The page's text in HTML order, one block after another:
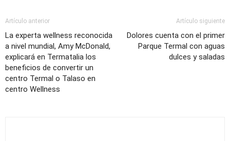
Artículo anterior
La experta wellness reconocida
a nivel mundial, Amy McDonald,
explicará en Termatalia los
beneficios de convertir un
centro Termal o Talaso en
centro Wellness
Artículo siguiente
Dolores cuenta con el primer
Parque Termal con aguas
dulces y saladas